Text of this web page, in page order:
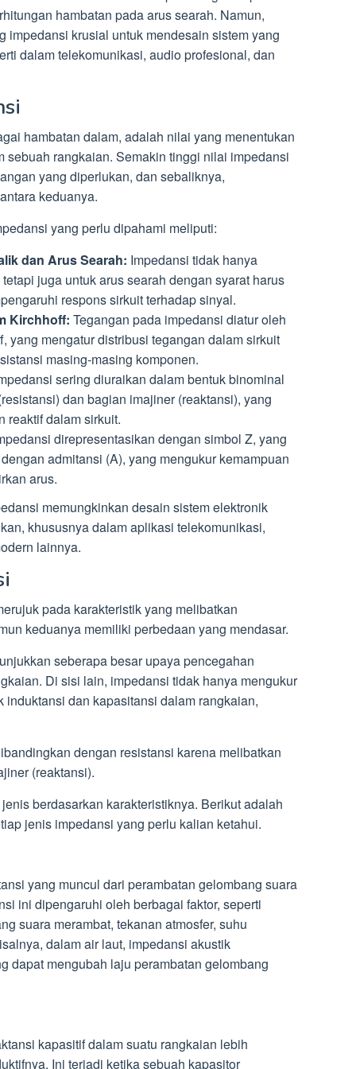
hambatan pada arus searah. Namun,
impedansi krusial untuk mendesain sistem yang
dalam telekomunikasi, audio profesional, dan
hambatan dalam, adalah nilai yang menentukan
sebuah rangkaian. Semakin tinggi nilai impedansi
yang diperlukan, dan sebaliknya,
keduanya.
yang perlu dipahami meliputi:
dan Arus Searah: Impedansi tidak hanya
juga untuk arus searah dengan syarat harus
respons sirkuit terhadap sinyal.
Kirchhoff: Tegangan pada impedansi diatur oleh
yang mengatur distribusi tegangan dalam sirkuit
masing-masing komponen.
sering diuraikan dalam bentuk binominal
dan bagian imajiner (reaktansi), yang
reaktif dalam sirkuit.
direpresentasikan dengan simbol Z, yang
admitansi (A), yang mengukur kemampuan
arus.
memungkinkan desain sistem elektronik
khususnya dalam aplikasi telekomunikasi,
lainnya.
pada karakteristik yang melibatkan
keduanya memiliki perbedaan yang mendasar.
seberapa besar upaya pencegahan
Di sisi lain, impedansi tidak hanya mengukur
dan kapasitansi dalam rangkaian,
dengan resistansi karena melibatkan
(reaktansi).
berdasarkan karakteristiknya. Berikut adalah
jenis impedansi yang perlu kalian ketahui.
yang muncul dari perambatan gelombang suara
ini dipengaruhi oleh berbagai faktor, seperti
suara merambat, tekanan atmosfer, suhu
dalam air laut, impedansi akustik
dapat mengubah laju perambatan gelombang
kapasitif dalam suatu rangkaian lebih
Ini terjadi ketika sebuah kapasitor